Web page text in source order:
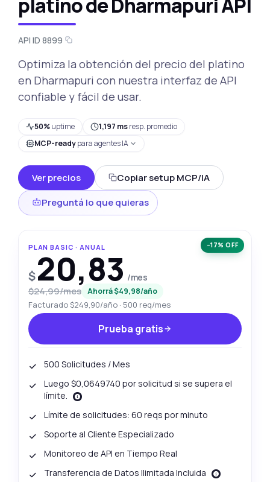
API ID 8899
Optimiza la obtención del precio del platino
en Dharmapuri con nuestra interfaz de API
confiable y fácil de usar.
50%uptime 1,197 msresp. promedio
MCP-readypara agentes IA
Ver precios
Copiar setup MCP/IA
Preguntá lo que quieras
−17% OFF
PLAN BASIC · ANUAL
$20,83 /mes
$24,99/mes Ahorrá $49,98/año
Facturado $249,90/año · 500 req/mes
Prueba gratis
500 Solicitudes / Mes
Luego $0,0649740 por solicitud si se supera el
límite.
Límite de solicitudes: 60 reqs por minuto
Soporte al Cliente Especializado
Monitoreo de API en Tiempo Real
Transferencia de Datos Ilimitada Incluida